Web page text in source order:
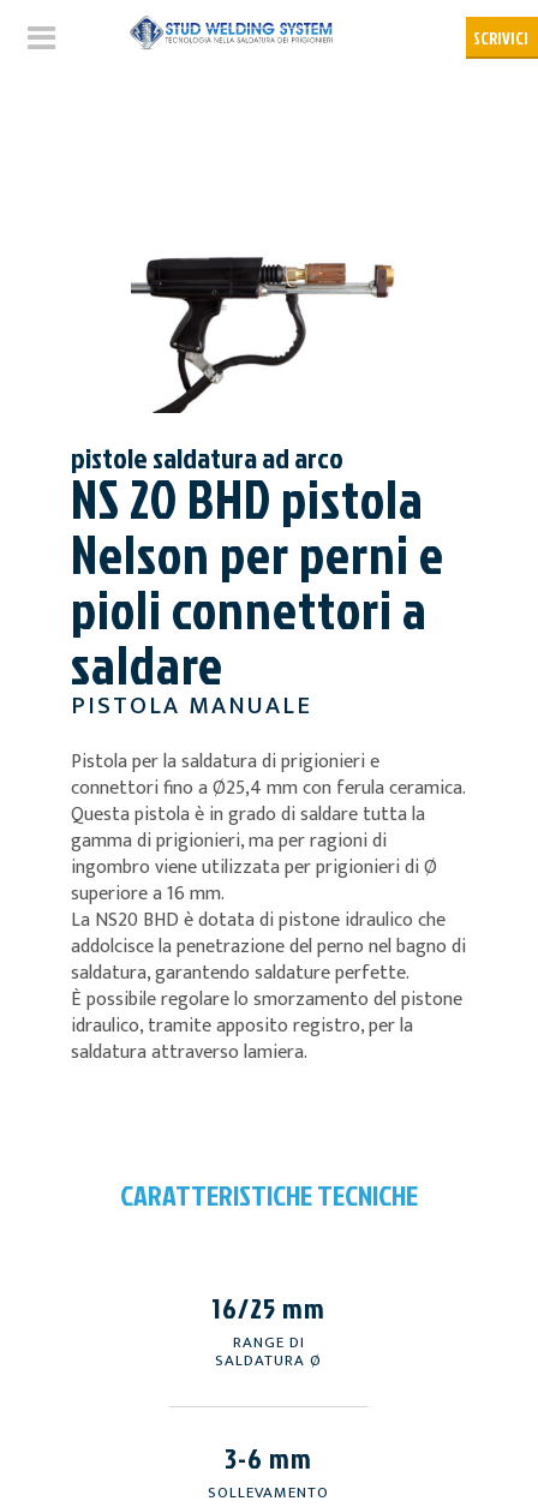
pistole saldatura ad arco
NS 20 BHD pistola
Nelson per perni e
pioli connettori a
saldare
PISTOLA MANUALE
Pistola per la saldatura di prigionieri e
connettori fino a Ø25,4 mm con ferula ceramica.
Questa pistola è in grado di saldare tutta la
gamma di prigionieri, ma per ragioni di
ingombro viene utilizzata per prigionieri di Ø
superiore a 16 mm.
La NS20 BHD è dotata di pistone idraulico che
addolcisce la penetrazione del perno nel bagno di
saldatura, garantendo saldature perfette.
È possibile regolare lo smorzamento del pistone
idraulico, tramite apposito registro, per la
saldatura attraverso lamiera.
CARATTERISTICHE TECNICHE
16/25 mm
RANGE DI
SALDATURA Ø
3-6 mm
SOLLEVAMENTO